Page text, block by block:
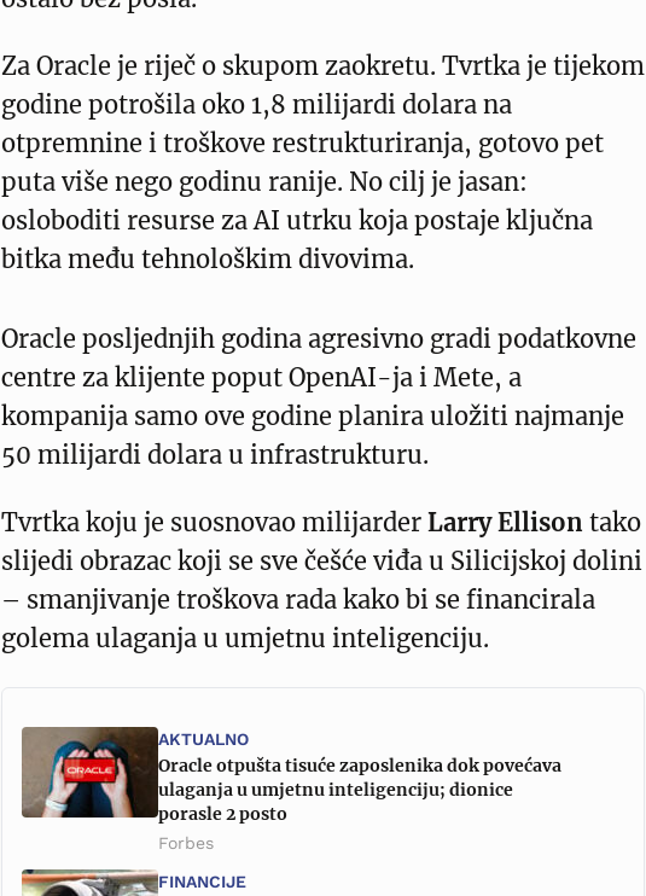
Za Oracle je riječ o skupom zaokretu. Tvrtka je tijekom
godine potrošila oko 1,8 milijardi dolara na
otpremnine i troškove restrukturiranja, gotovo pet
puta više nego godinu ranije. No cilj je jasan:
osloboditi resurse za AI utrku koja postaje ključna
bitka među tehnološkim divovima.
Oracle posljednjih godina agresivno gradi podatkovne
centre za klijente poput OpenAI-ja i Mete, a
kompanija samo ove godine planira uložiti najmanje
50 milijardi dolara u infrastrukturu.
Tvrtka koju je suosnovao milijarder Larry Ellison tako
slijedi obrazac koji se sve češće viđa u Silicijskoj dolini
– smanjivanje troškova rada kako bi se financirala
golema ulaganja u umjetnu inteligenciju.
AKTUALNO
Oracle otpušta tisuće zaposlenika dok povećava
ulaganja u umjetnu inteligenciju; dionice
porasle 2 posto
Forbes
FINANCIJE